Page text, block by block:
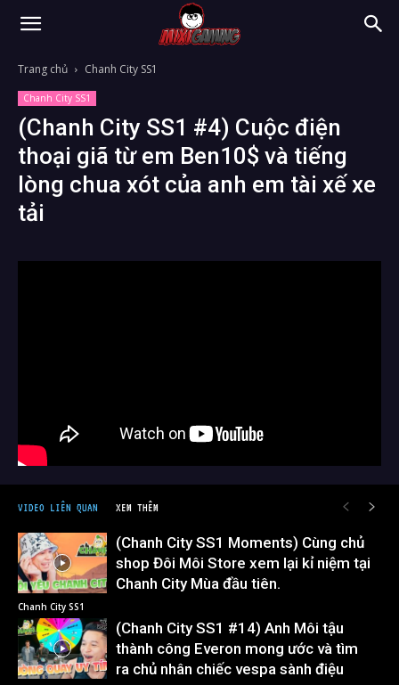
Trang chủ Chanh City SS1
Chanh City SS1
(Chanh City SS1 #4) Cuộc điện
thoại giã từ em Ben10$ và tiếng
lòng chua xót của anh em tài xế xe
tải
VIDEO LIÊN QUAN XEM THÊM
Chanh City SS1
(Chanh City SS1 Moments) Cùng chủ
shop Đôi Môi Store xem lại kỉ niệm tại
Chanh City Mùa đầu tiên.
(Chanh City SS1 #14) Anh Môi tậu
thành công Everon mong ước và tìm
ra chủ nhân chiếc vespa sành điệu